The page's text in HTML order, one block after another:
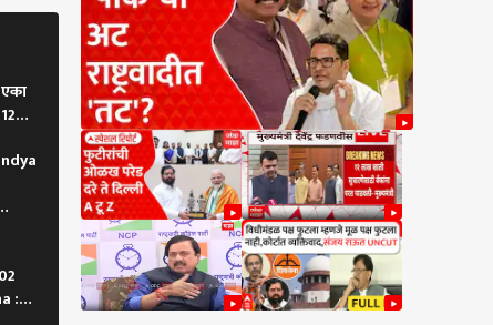
:
राज्य सरकारचा
युक्तिवाद, न्यायालयात
यांनी
बदलण्याचा सल्ला
चर्चेनं राष्ट्रवादीत
सुनेत्रा
बैठकीत काय